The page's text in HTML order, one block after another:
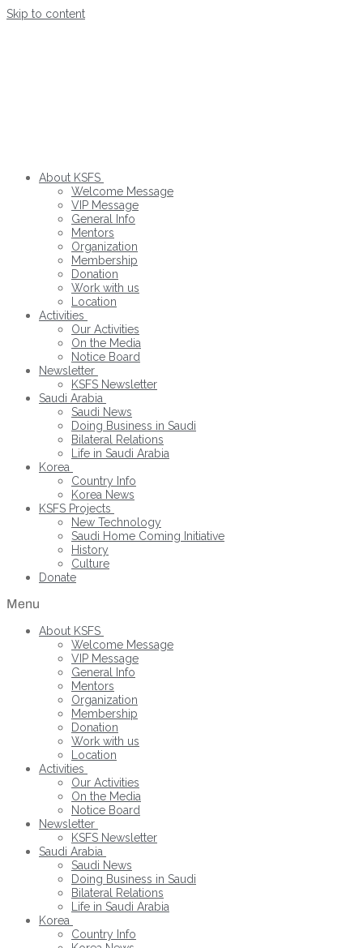
Skip to content
About KSFS
Welcome Message
VIP Message
General Info
Mentors
Organization
Membership
Donation
Work with us
Location
Activities
Our Activities
On the Media
Notice Board
Newsletter
KSFS Newsletter
Saudi Arabia
Saudi News
Doing Business in Saudi
Bilateral Relations
Life in Saudi Arabia
Korea
Country Info
Korea News
KSFS Projects
New Technology
Saudi Home Coming Initiative
History
Culture
Donate
Menu
About KSFS
Welcome Message
VIP Message
General Info
Mentors
Organization
Membership
Donation
Work with us
Location
Activities
Our Activities
On the Media
Notice Board
Newsletter
KSFS Newsletter
Saudi Arabia
Saudi News
Doing Business in Saudi
Bilateral Relations
Life in Saudi Arabia
Korea
Country Info